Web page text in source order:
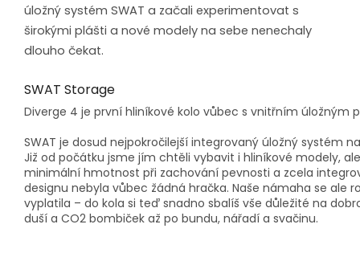
úložný systém SWAT a začali experimentovat s
širokými plášti a nové modely na sebe nenechaly
dlouho čekat.
SWAT Storage
Diverge 4 je první hliníkové kolo vůbec s vnitřním úložným
SWAT je dosud nejpokročilejší integrovaný úložný systém
Již od počátku jsme jím chtěli vybavit i hliníkové modely,
minimální hmotnost při zachování pevnosti a zcela
designu nebyla vůbec žádná hračka. Naše námaha se ale
vyplatila – do kola si teď snadno sbalíš vše důležité na
duší a CO2 bombiček až po bundu, nářadí a svačinu.